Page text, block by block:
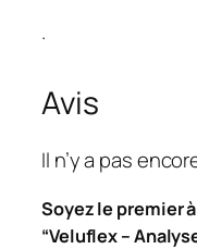
.
Avis
Il n’y a pas
Soyez le premier
“Veluflex –